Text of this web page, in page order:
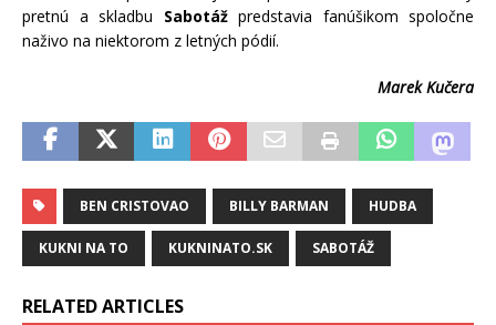
pretnú a skladbu Sabotážpredstavia fanúšikom spoločne
naživo na niektorom z letných pódií.
Marek Kučera
BEN CRISTOVAO BILLY BARMAN HUDBA
KUKNI NA TO KUKNINATO.SK SABOTÁŽ
RELATED ARTICLES